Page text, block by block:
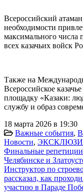
Всероссийский
необходимости
максимального числа
всех казачьих войск
Также на
Всероссийское
площадку «Казаки:
службу и образ
18 марта 2026 в 19:30
Важные события,
Новости,
Финальные
Челябинске и
Инструктор по
рассказал, как
участию в Параде